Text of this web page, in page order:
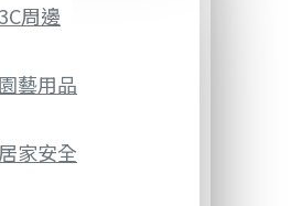
3C周邊
園藝用品
居家安全